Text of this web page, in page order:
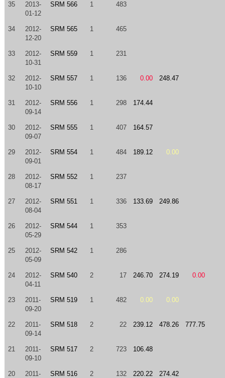
35
2013-
01-12
SRM 566 1 483
34
2012-
12-20
SRM 565 1 465
33
2012-
10-31
SRM 559 1 231
32
2012-
10-10
SRM 557 1 136 0.00 248.47
31
2012-
09-14
SRM 556 1 298 174.44
30
2012-
09-07
SRM 555 1 407 164.57
29
2012-
09-01
SRM 554 1 484 189.12 0.00
28
2012-
08-17
SRM 552 1 237
27
2012-
08-04
SRM 551 1 336 133.69 249.86
26
2012-
05-29
SRM 544 1 353
25
2012-
05-09
SRM 542 1 286
24
2012-
04-11
SRM 540 2 17 246.70 274.19 0.00
23
2011-
09-20
SRM 519 1 482 0.00 0.00
22
2011-
09-14
SRM 518 2 22 239.12 478.26 777.75
21
2011-
09-10
SRM 517 2 723 106.48
20
2011-
SRM 516 2 132 220.22 274.42